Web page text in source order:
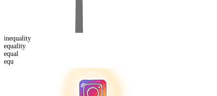
inequality
equality
equal
equ